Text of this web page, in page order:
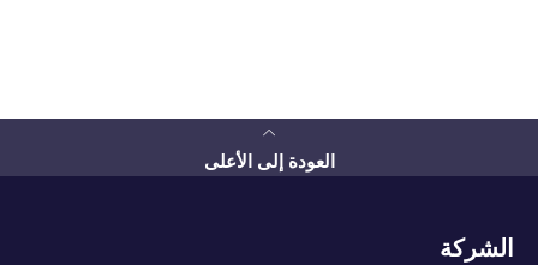
العودة إلى الأعلى
الشركة